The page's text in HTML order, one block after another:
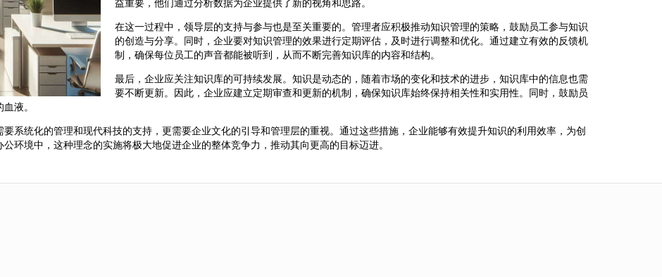
益重要，他们通过分析数据为企业提供了新的视角和思路。
在这一过程中，领导层的支持与参与也是至关重要的。管理者应积极推动知识管理的策略，鼓励员工参与知识
的创造与分享。同时，企业要对知识管理的效果进行定期评估，及时进行调整和优化。通过建立有效的反馈机
制，确保每位员工的声音都能被听到，从而不断完善知识库的内容和结构。
最后，企业应关注知识库的可持续发展。知识是动态的，随着市场的变化和技术的进步，知识库中的信息也需
要不断更新。因此，企业应建立定期审查和更新的机制，确保知识库始终保持相关性和实用性。同时，鼓励员
液。
系统化的管理和现代科技的支持，更需要企业文化的引导和管理层的重视。通过这些措施，企业能够有效提升知识的利用效率，为创
环境中，这种理念的实施将极大地促进企业的整体竞争力，推动其向更高的目标迈进。